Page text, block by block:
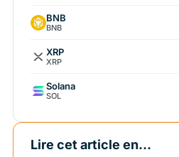
BNB
BNB
XRP
XRP
Solana
SOL
Lire cet article en...